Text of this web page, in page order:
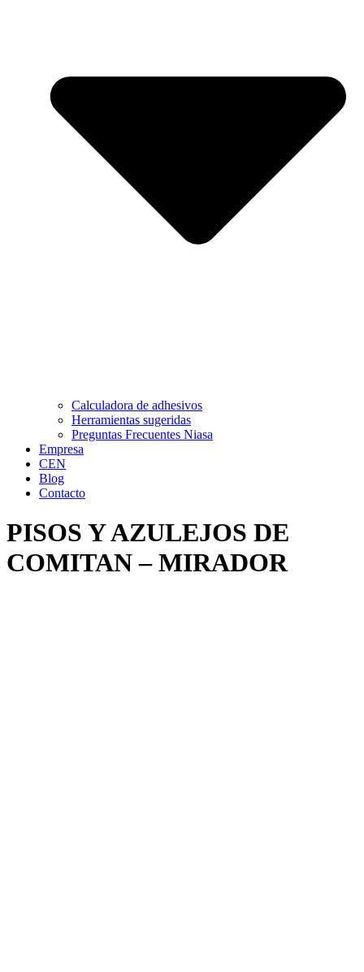
Calculadora de adhesivos
Herramientas sugeridas
Preguntas Frecuentes Niasa
Empresa
CEN
Blog
Contacto
PISOS Y AZULEJOS DE
COMITAN – MIRADOR